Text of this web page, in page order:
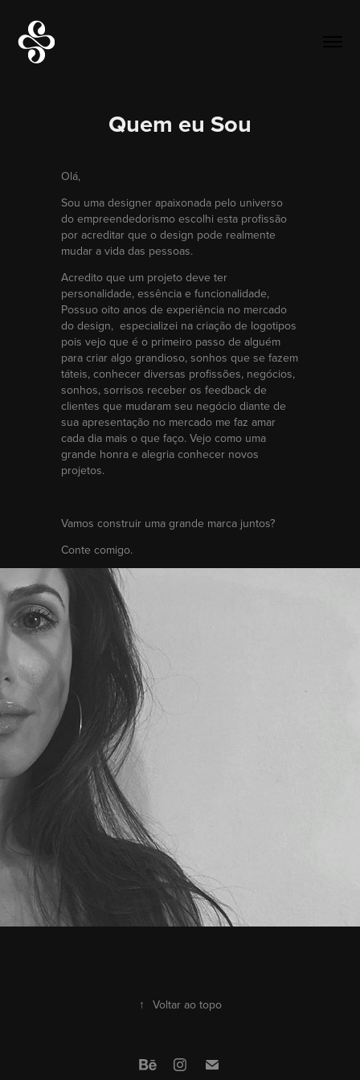
Quem eu Sou
Olá,
Sou uma designer apaixonada pelo universo
do empreendedorismo escolhi esta profissão
por acreditar que o design pode realmente
mudar a vida das pessoas.
Acredito que um projeto deve ter
personalidade, essência e funcionalidade,
Possuo oito anos de experiência no mercado
do design, especializei na criação de logotipos
pois vejo que é o primeiro passo de alguém
para criar algo grandioso, sonhos que se fazem
táteis, conhecer diversas profissões, negócios,
sonhos, sorrisos receber os feedback de
clientes que mudaram seu negócio diante de
sua apresentação no mercado me faz amar
cada dia mais o que faço. Vejo como uma
grande honra e alegria conhecer novos
projetos.
Vamos construir uma grande marca juntos?
Conte comigo.
↑ Voltar ao topo